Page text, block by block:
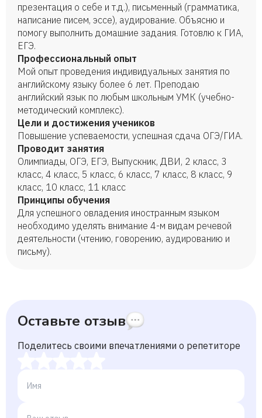
презентация о себе и т.д.), письменный (грамматика,
написание писем, эссе), аудирование. Объясню и
помогу выполнить домашние задания. Готовлю к ГИА,
ЕГЭ.
Профессиональный опыт
Мой опыт проведения индивидуальных занятия по
английскому языку более 6 лет. Преподаю
английский язык по любым школьным УМК (учебно-
методический комплекс).
Цели и достижения учеников
Повышение успеваемости, успешная сдача ОГЭ/ГИА.
Проводит занятия
Олимпиады, ОГЭ, ЕГЭ, Выпускник, ДВИ, 2 класс, 3
класс, 4 класс, 5 класс, 6 класс, 7 класс, 8 класс, 9
класс, 10 класс, 11 класс
Принципы обучения
Для успешного овладения иностранным языком
необходимо уделять внимание 4-м видам речевой
деятельности (чтению, говорению, аудированию и
письму).
Оставьте отзыв
Поделитесь своими впечатлениями о репетиторе